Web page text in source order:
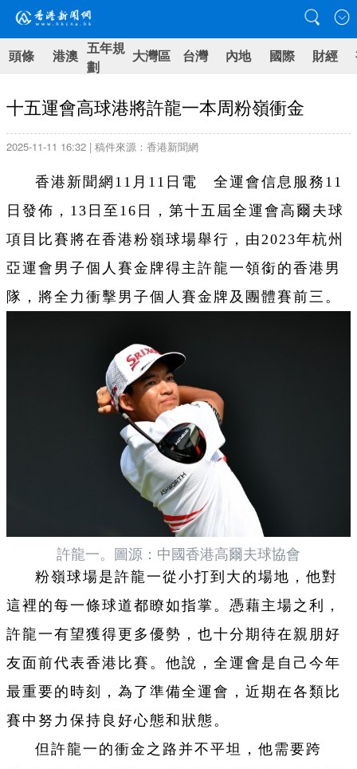
頭條 港澳 五年規
劃
大灣區 台灣 內地 國際 財經
十五運會高球港將許龍一本周粉嶺衝金
2025-11-11 16:32 | 稿件來源：香港新聞網
香港新聞網11月11日電 全運會信息服務11
日發佈，13日至16日，第十五屆全運會高爾夫球
項目比賽將在香港粉嶺球場舉行，由2023年杭州
亞運會男子個人賽金牌得主許龍一領銜的香港男
隊，將全力衝擊男子個人賽金牌及團體賽前三。
許龍一。圖源：中國香港高爾夫球協會
粉嶺球場是許龍一從小打到大的場地，他對
這裡的每一條球道都瞭如指掌。憑藉主場之利，
許龍一有望獲得更多優勢，也十分期待在親朋好
友面前代表香港比賽。他說，全運會是自己今年
最重要的時刻，為了準備全運會，近期在各類比
賽中努力保持良好心態和狀態。
但許龍一的衝金之路并不平坦，他需要跨